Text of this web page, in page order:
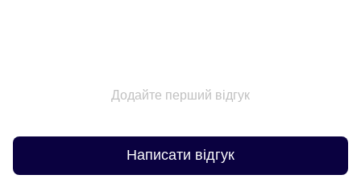
Додайте перший відгук
Написати відгук